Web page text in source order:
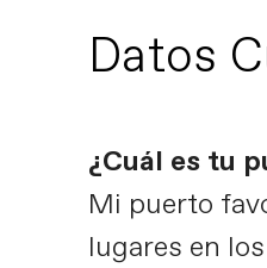
Datos
¿Cuál es tu
Mi puerto
lugares en